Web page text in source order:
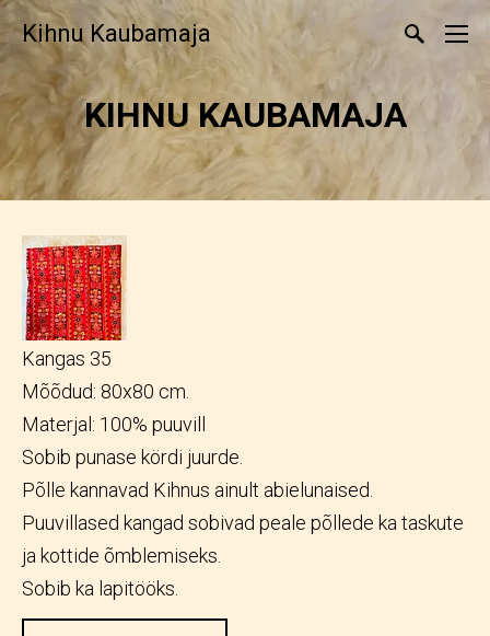
Kihnu Kaubamaja
KIHNU KAUBAMAJA
Kangas 35
Mõõdud: 80x80 cm.
Materjal: 100% puuvill
Sobib punase kördi juurde.
Põlle kannavad Kihnus ainult abielunaised.
Puuvillased kangad sobivad peale põllede ka taskute
ja kottide õmblemiseks.
Sobib ka lapitööks.